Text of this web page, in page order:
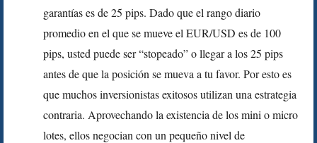
garantías es de 25 pips. Dado que el rango diario
promedio en el que se mueve el EUR/USD es de 100
pips, usted puede ser “stopeado” o llegar a los 25 pips
antes de que la posición se mueva a tu favor. Por esto es
que muchos inversionistas exitosos utilizan una estrategia
contraria. Aprovechando la existencia de los mini o micro
lotes, ellos negocian con un pequeño nivel de